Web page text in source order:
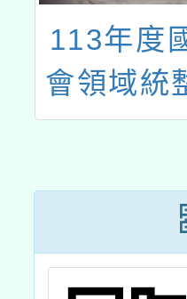
113年度
會領域統
究實作課
設計